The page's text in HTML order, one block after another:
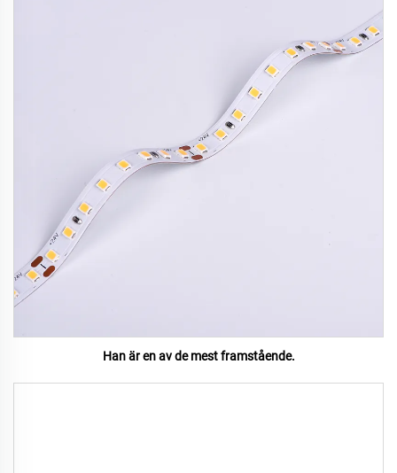
Han är en av de mest framstående.